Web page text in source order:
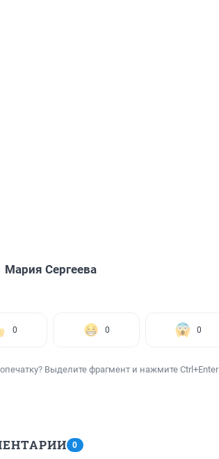
Мария Сергеева
0 0 0
Выделите фрагмент и нажмите Ctrl+Enter
0